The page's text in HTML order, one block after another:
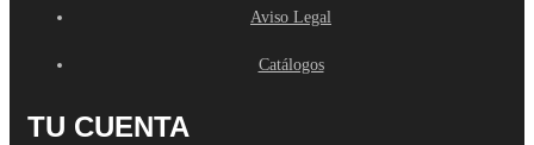
Aviso Legal
Catálogos
TU CUENTA